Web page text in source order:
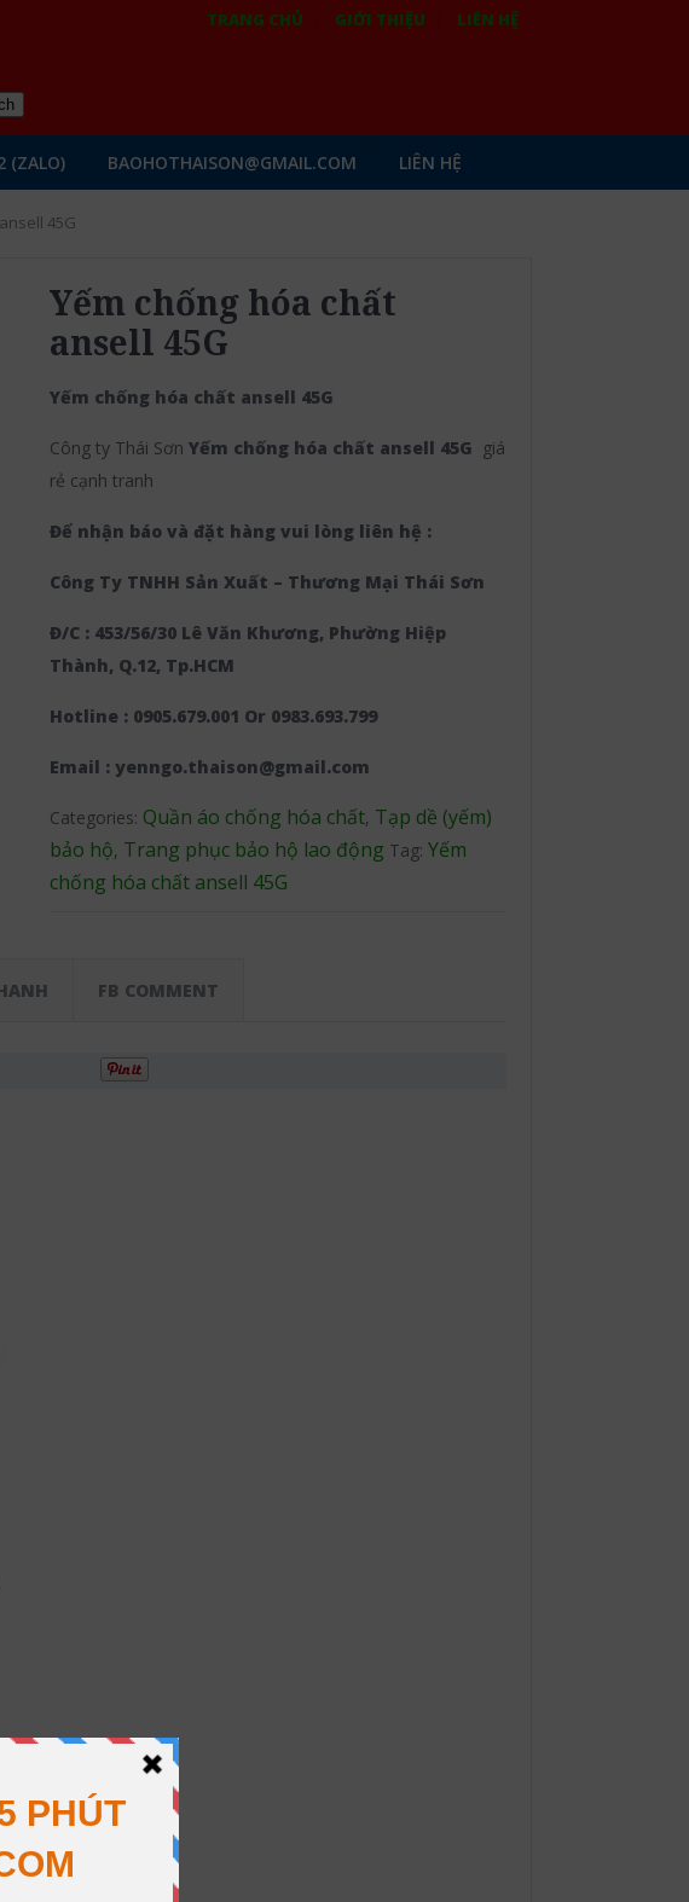
TRANG CHỦ GIỚI THIỆU LIÊN HỆ
(ZALO) BAOHOTHAISON@GMAIL.COM LIÊN HỆ
45G
Yếm chống hóa chất
ansell 45G
Yếm chống hóa chất ansell 45G
Công ty Thái SơnYếm chống hóa chất ansell 45G giá
rẻ cạnh tranh
Để nhận báo và đặt hàng vui lòng liên hệ :
Công Ty TNHH Sản Xuất – Thương Mại Thái Sơn
Đ/C : 453/56/30 Lê Văn Khương, Phường Hiệp
Thành, Q.12, Tp.HCM
Hotline : 0905.679.001 Or 0983.693.799
Email : yenngo.thaison@gmail.com
Categories: Quần áo chống hóa chất, Tạp dề (yếm)
bảo hộ, Trang phục bảo hộ lao động Tag:Yếm
chống hóa chất ansell 45G
FB COMMENT